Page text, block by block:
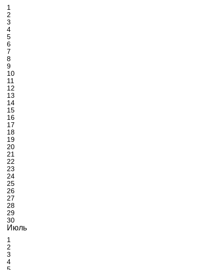
1
2
3
4
5
6
7
8
9
10
11
12
13
14
15
16
17
18
19
20
21
22
23
24
25
26
27
28
29
30
Июль
1
2
3
4